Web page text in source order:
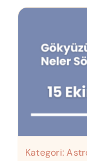
Kategori: